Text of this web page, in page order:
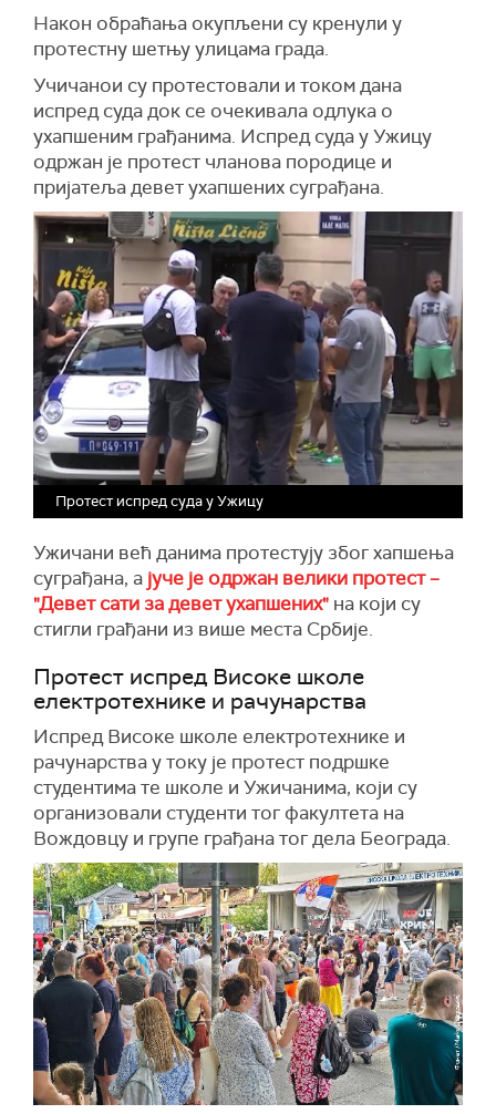
Након обраћања окупљени су кренули у
протестну шетњу улицама града.
Учичанои су протестовали и током дана
испред суда док се очекивала одлука о
ухапшеним грађанима. Испред суда у Ужицу
одржан је протест чланова породице и
пријатеља девет ухапшених суграђана.
Протест испред суда у Ужицу
Ужичани већ данима протестују због хапшења
суграђана, а јуче је одржан велики протест –
"Девет сати за девет ухапшених" на који су
стигли грађани из више места Србије.
Протест испред Високе школе
електротехнике и рачунарства
Испред Високе школе електротехнике и
рачунарства у току је протест подршке
студентима те школе и Ужичанима, који су
организовали студенти тог факултета на
Вождовцу и групе грађана тог дела Београда.